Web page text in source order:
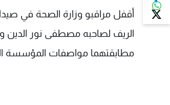
أقفل مراقبو وزارة الصحة في
الريف لصاحبه مصطفى نور
مطابقتهما مواصفات المؤسسة